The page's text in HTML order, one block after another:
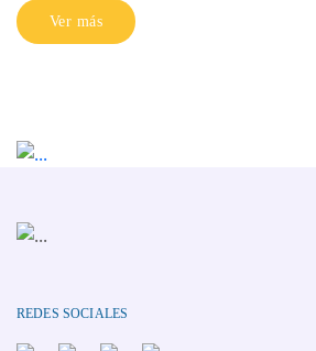
Ver más
REDES SOCIALES